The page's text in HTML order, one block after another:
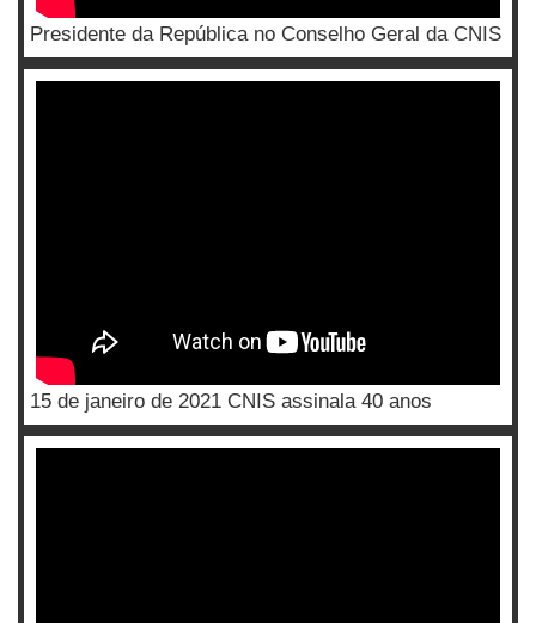
Presidente da República no Conselho Geral da CNIS
15 de janeiro de 2021 CNIS assinala 40 anos